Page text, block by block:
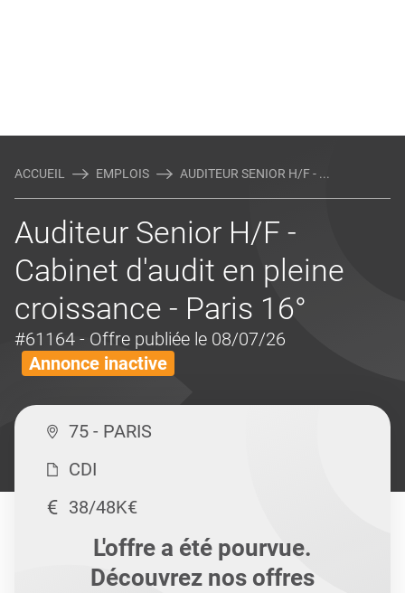
ACCUEIL EMPLOIS AUDITEUR SENIOR H/F - ...
Auditeur Senior H/F -
Cabinet d'audit en pleine
croissance - Paris 16°
#61164 - Offre publiée le 08/07/26
Annonce inactive
75 - PARIS
CDI
38/48K€
L'offre a été pourvue.
Découvrez nos offres